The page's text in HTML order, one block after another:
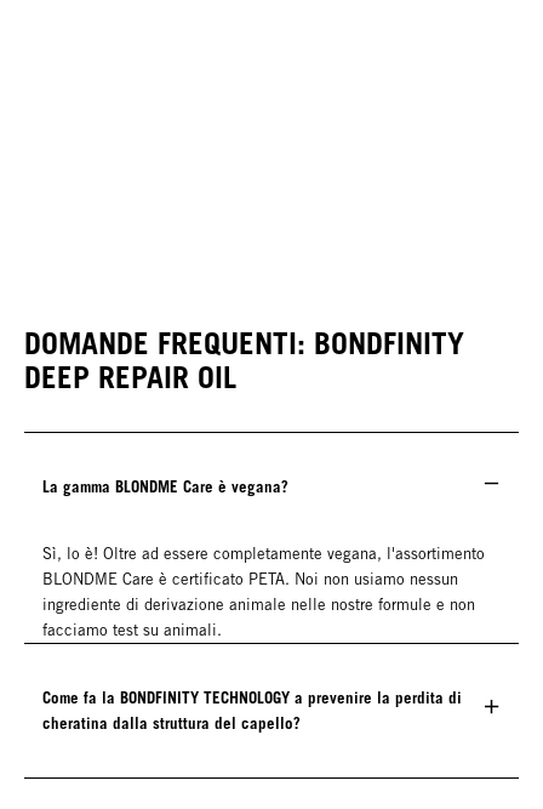
DOMANDE FREQUENTI: BONDFINITY
DEEP REPAIR OIL
La gamma BLONDME Care è vegana?
Sì, lo è! Oltre ad essere completamente vegana, l'assortimento
BLONDME Care è certificato PETA. Noi non usiamo nessun
ingrediente di derivazione animale nelle nostre formule e non
facciamo test su animali.
Come fa la BONDFINITY TECHNOLOGY a prevenire la perdita di
cheratina dalla struttura del capello?